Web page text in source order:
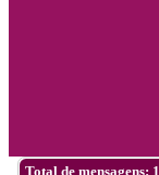
Total de mensagens: 1